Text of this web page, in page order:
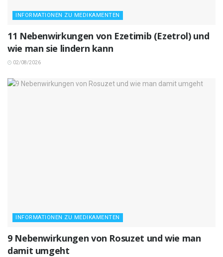
INFORMATIONEN ZU MEDIKAMENTEN
11 Nebenwirkungen von Ezetimib (Ezetrol) und
wie man sie lindern kann
02/08/2026
INFORMATIONEN ZU MEDIKAMENTEN
9 Nebenwirkungen von Rosuzet und wie man
damit umgeht